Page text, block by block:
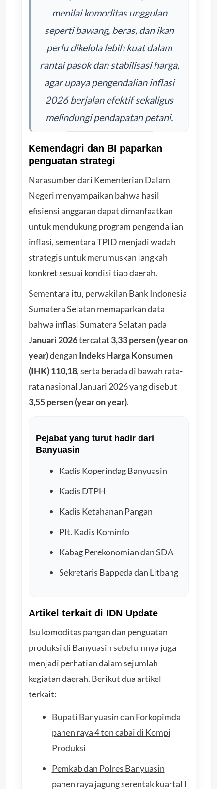
menilai komoditas unggulan
seperti bawang, beras, dan ikan
perlu dikelola lebih kuat dalam
rantai pasok dan stabilisasi harga,
agar upaya pengendalian inflasi
2026 berjalan efektif sekaligus
melindungi pendapatan petani.
Kemendagri dan BI paparkan
penguatan strategi
Narasumber dari Kementerian Dalam
Negeri menyampaikan bahwa hasil
efisiensi anggaran dapat dimanfaatkan
untuk mendukung program pengendalian
inflasi, sementara TPID menjadi wadah
strategis untuk merumuskan langkah
konkret sesuai kondisi tiap daerah.
Sementara itu, perwakilan Bank Indonesia
Sumatera Selatan memaparkan data
bahwa inflasi Sumatera Selatan pada
Januari 2026tercatat 3,33 persen (year on
year)dengan Indeks Harga Konsumen
(IHK) 110,18, serta berada di bawah rata-
rata nasional Januari 2026 yang disebut
3,55 persen (year on year).
Pejabat yang turut hadir dari
Banyuasin
Kadis Koperindag Banyuasin
Kadis DTPH
Kadis Ketahanan Pangan
Plt. Kadis Kominfo
Kabag Perekonomian dan SDA
Sekretaris Bappeda dan Litbang
Artikel terkait di IDN Update
Isu komoditas pangan dan penguatan
produksi di Banyuasin sebelumnya juga
menjadi perhatian dalam sejumlah
kegiatan daerah. Berikut dua artikel
terkait:
Bupati Banyuasin dan Forkopimda
panen raya 4 ton cabai di Kompi
Produksi
Pemkab dan Polres Banyuasin
panen raya jagung serentak kuartal I